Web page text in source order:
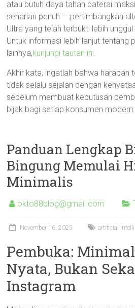
atau butuh daya tahan baterai
seharian penuh — pertimbangkan
Ultra yang telah terbukti lebih
Untuk informasi lebih lanjut tentang
lainnya,kunjungi tautan ini.
Akhir kata, ingatlah bahwa harapan
tidak selalu sejalan dengan
sebelum membuat keputusan
bijak bagi setiap konsumen modern.
Panduan Lengkap
Bingung Memulai
Minimalis
okto88blog@gmail.com
November 16, 2025 artificial
Pembuka:
Nyata, Bukan
Instagram